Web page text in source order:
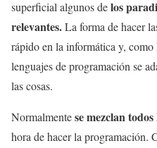
superficial algunos delos
relevantes.La forma de hacer
rápido en la informática y,
lenguajes de programación se
las cosas.
Normalmentese mezclan
hora de hacer la programación.